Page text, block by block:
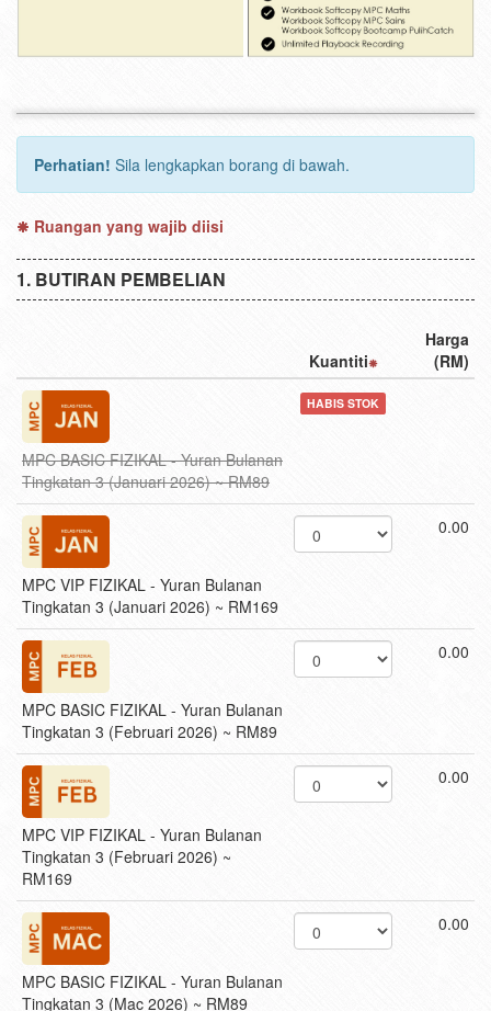
Perhatian! Sila lengkapkan borang di bawah.
Ruangan yang wajib diisi
BUTIRAN PEMBELIAN
Kuantiti
Harga
(RM)
MPC BASIC FIZIKAL - Yuran Bulanan
Tingkatan 3 (Januari 2026) ~ RM89
HABIS STOK
MPC VIP FIZIKAL - Yuran Bulanan
Tingkatan 3 (Januari 2026) ~ RM169
0.00
MPC BASIC FIZIKAL - Yuran Bulanan
Tingkatan 3 (Februari 2026) ~ RM89
0.00
MPC VIP FIZIKAL - Yuran Bulanan
Tingkatan 3 (Februari 2026) ~
RM169
0.00
MPC BASIC FIZIKAL - Yuran Bulanan
Tingkatan 3 (Mac 2026) ~ RM89
0.00